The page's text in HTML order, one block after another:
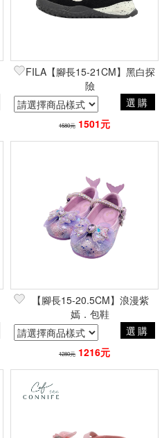
FILA【腳長15-21CM】黑白探
險
選購
1580元 1501元
【腳長15-20.5CM】浪漫紫
嫣．包鞋
選購
1280元 1216元